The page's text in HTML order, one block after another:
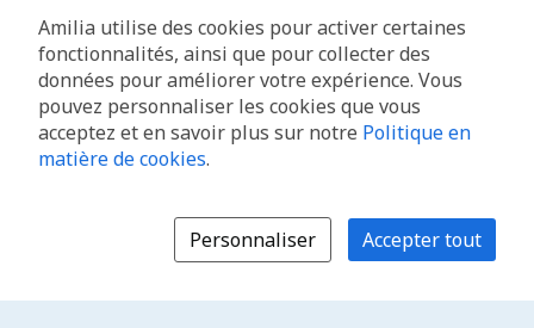
Amilia utilise des cookies pour activer certaines
fonctionnalités, ainsi que pour collecter des
données pour améliorer votre expérience. Vous
pouvez personnaliser les cookies que vous
acceptez et en savoir plus sur notre Politique en
matière de cookies.
Personnaliser Accepter tout